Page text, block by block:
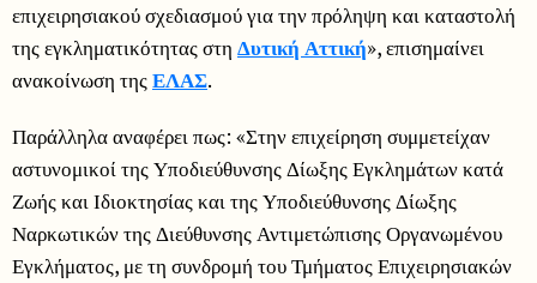
επιχειρησιακού σχεδιασμού για την πρόληψη και καταστολή
της εγκληματικότητας στη Δυτική Αττική», επισημαίνει
ανακοίνωση τηςΕΛΑΣ.
Παράλληλα αναφέρει πως: «Στην επιχείρηση συμμετείχαν
αστυνομικοί της Υποδιεύθυνσης Δίωξης Εγκλημάτων κατά
Ζωής και Ιδιοκτησίας και της Υποδιεύθυνσης Δίωξης
Ναρκωτικών της Διεύθυνσης Αντιμετώπισης Οργανωμένου
Εγκλήματος, με τη συνδρομή του Τμήματος Επιχειρησιακών